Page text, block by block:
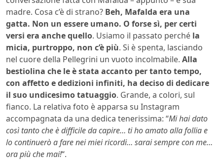
madre. Cosa c’è di strano? Beh, Mafalda era una
gatta. Non un essere umano. O forse sì, per certi
versi era anche quello. Usiamo il passato perché la
micia, purtroppo, non c’è più. Si è spenta, lasciando
nel cuore della Pellegrini un vuoto incolmabile. Alla
bestiolina che le è stata accanto per tanto tempo,
con affetto e dedizioni infiniti, ha deciso di dedicare
il suo undicesimo tatuaggio. Grande, a colori, sul
fianco. La relativa foto è apparsa su Instagram
accompagnata da una dedica tenerissima: “Mi hai dato
così tanto che è difficile da capire… ti ho amato alla follia e
lo continuerò a fare nei miei ricordi… sarai sempre con me…
ora più che mai!“.